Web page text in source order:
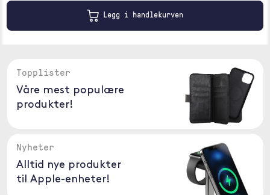
Legg i handlekurven
Topplister
Våre mest populære
produkter!
Nyheter
Alltid nye produkter
til Apple-enheter!